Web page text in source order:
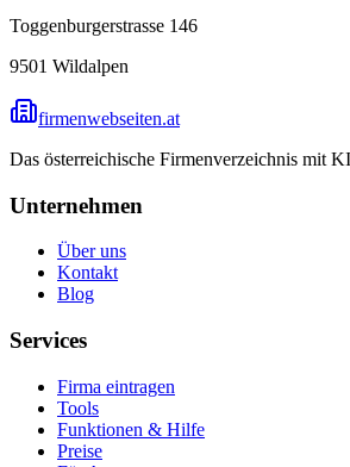
Toggenburgerstrasse 146
9501 Wildalpen
firmenwebseiten.at
Das österreichische Firmenverzeichnis mit
Unternehmen
Über uns
Kontakt
Blog
Services
Firma eintragen
Tools
Funktionen & Hilfe
Preise